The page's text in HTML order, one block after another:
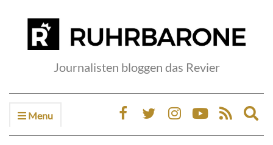
Journalisten bloggen das Revier
Menu